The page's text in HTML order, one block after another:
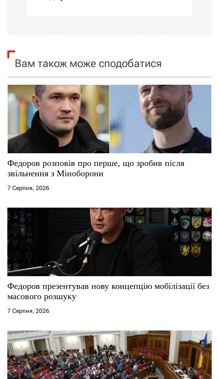
ц
і
а
п
с
і
в
Вам також може сподобатися
Федоров розповів про перше, що зробив після
звільнення з Міноборони
7 Серпня, 2026
Федоров презентував нову концепцію мобілізації без
масового розшуку
7 Серпня, 2026